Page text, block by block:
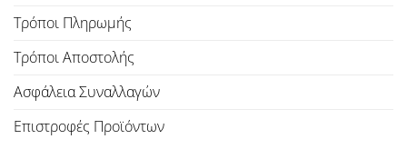
Τρόποι Πληρωμής
Τρόποι Αποστολής
Ασφάλεια Συναλλαγών
Επιστροφές Προϊόντων